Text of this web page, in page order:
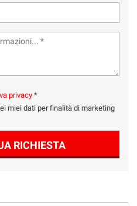
privacy *
miei dati per finalità di marketing
RICHIESTA
dell'esperienza utente